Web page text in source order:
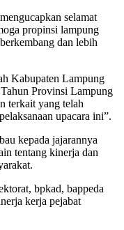
selamat
propinsi lampung
dan lebih
Kabupaten Lampung
Provinsi Lampung
terkait yang telah
upacara ini”.
kepada jajarannya
tentang kinerja dan
bpkad, bappeda
kerja pejabat